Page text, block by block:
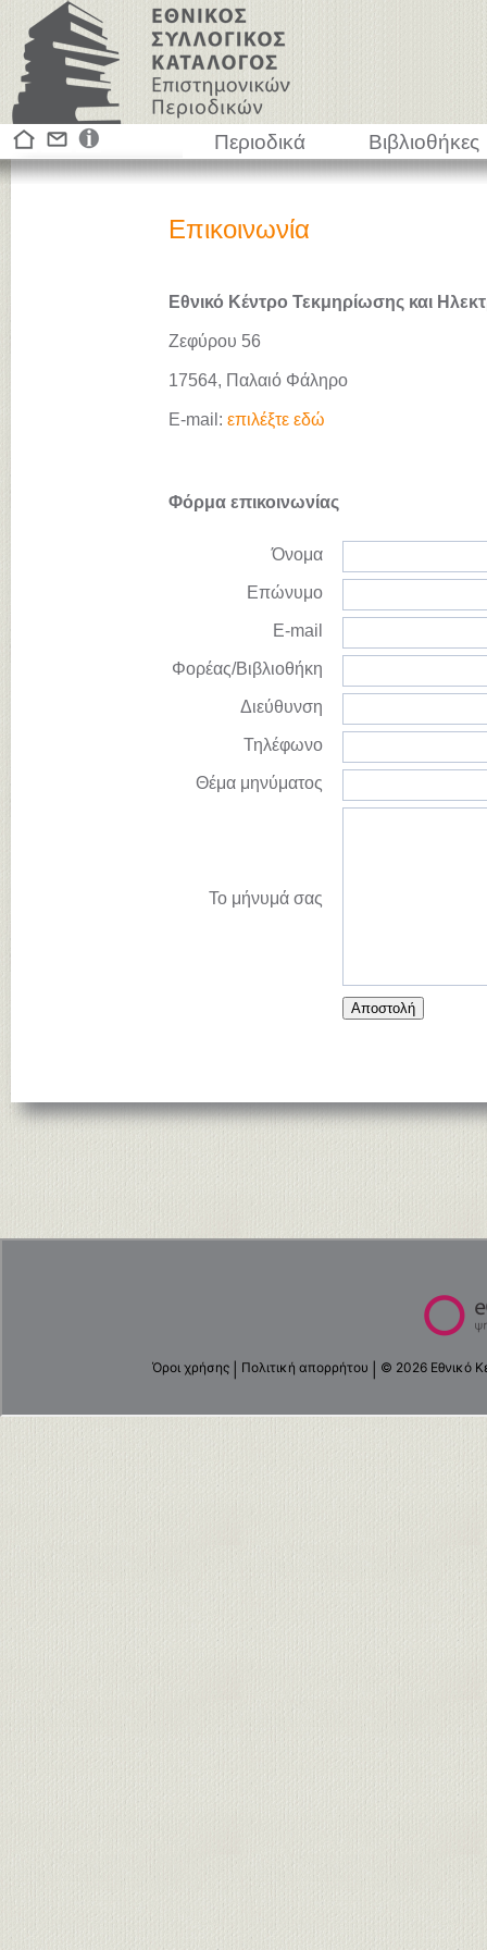
Περιοδικά Βιβλιοθήκες
Επικοινωνία
Εθνικό Κέντρο Τεκμηρίωσης και
Ζεφύρου 56
17564, Παλαιό Φάληρο
E-mail: επιλέξτε εδώ
Φόρμα επικοινωνίας
Όνομα
Επώνυμο
E-mail
Φορέας/Βιβλιοθήκη
Διεύθυνση
Τηλέφωνο
Θέμα μηνύματος
Το μήνυμά σας
Αποστολή